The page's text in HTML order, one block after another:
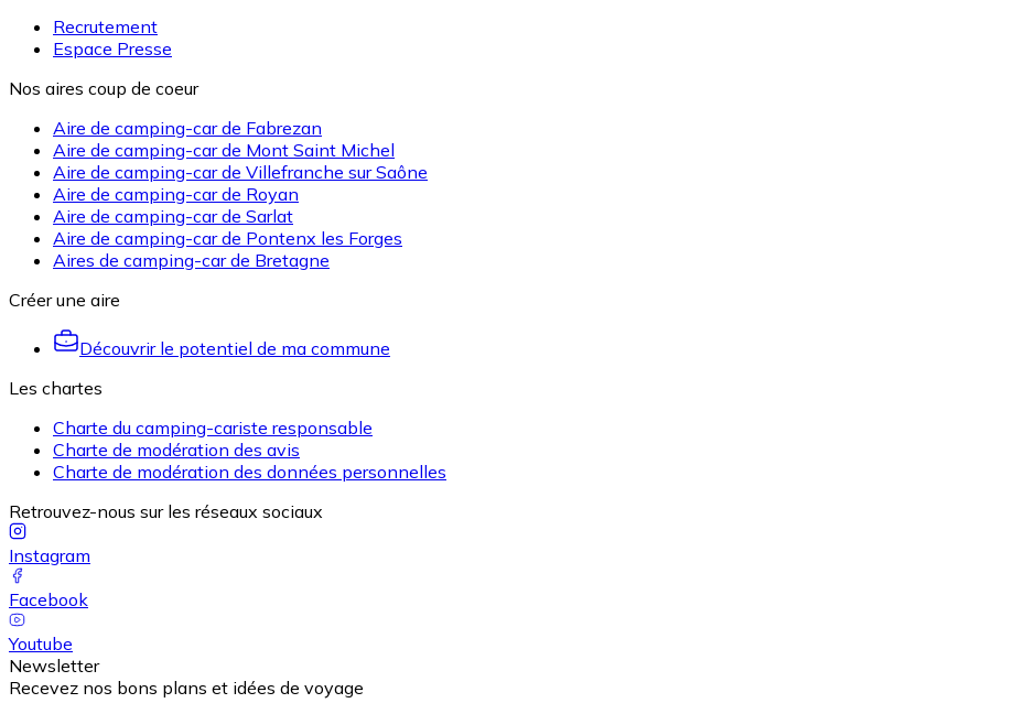
Recrutement
Espace Presse
Nos aires coup de coeur
Aire de camping-car de Fabrezan
Aire de camping-car de Mont Saint Michel
Aire de camping-car de Villefranche sur Saône
Aire de camping-car de Royan
Aire de camping-car de Sarlat
Aire de camping-car de Pontenx les Forges
Aires de camping-car de Bretagne
Créer une aire
Découvrir le potentiel de ma commune
Les chartes
Charte du camping-cariste responsable
Charte de modération des avis
Charte de modération des données personnelles
Retrouvez-nous sur les réseaux sociaux
Instagram
Facebook
Youtube
Newsletter
Recevez nos bons plans et idées de voyage